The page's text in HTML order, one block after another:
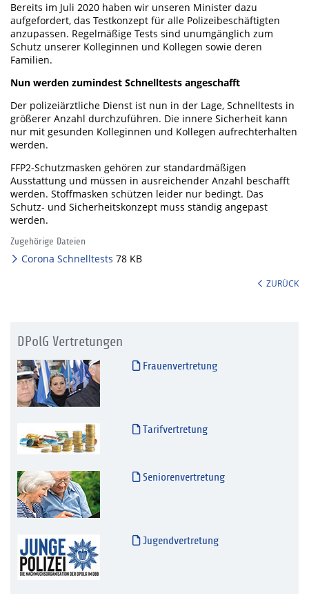
Bereits im Juli 2020 haben wir unseren Minister dazu
aufgefordert, das Testkonzept für alle Polizeibeschäftigten
anzupassen. Regelmäßige Tests sind unumgänglich zum
Schutz unserer Kolleginnen und Kollegen sowie deren
Familien.
Nun werden zumindest Schnelltests angeschafft
Der polizeiärztliche Dienst ist nun in der Lage, Schnelltests in
größerer Anzahl durchzuführen. Die innere Sicherheit kann
nur mit gesunden Kolleginnen und Kollegen aufrechterhalten
werden.
FFP2-Schutzmasken gehören zur standardmäßigen
Ausstattung und müssen in ausreichender Anzahl beschafft
werden. Stoffmasken schützen leider nur bedingt. Das
Schutz- und Sicherheitskonzept muss ständig angepast
werden.
Zugehörige Dateien
Corona Schnelltests 78 KB
ZURÜCK
DPolG Vertretungen
Frauenvertretung
Tarifvertretung
Seniorenvertretung
Jugendvertretung